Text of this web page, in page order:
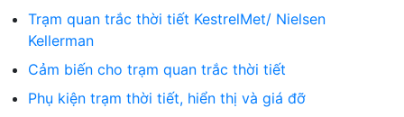
Trạm quan trắc thời tiết KestrelMet/ Nielsen
Kellerman
Cảm biến cho trạm quan trắc thời tiết
Phụ kiện trạm thời tiết, hiển thị và giá đỡ